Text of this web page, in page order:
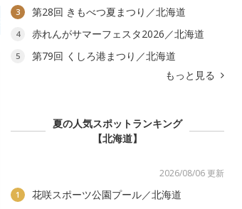
3 第28回 きもべつ夏まつり／北海道
4 赤れんがサマーフェスタ2026／北海道
5
第79回 くしろ港まつり／北海道
もっと見る
夏の人気スポットランキング
【北海道】
2026/08/06 更新
1 花咲スポーツ公園プール／北海道